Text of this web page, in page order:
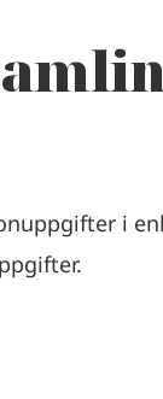
i